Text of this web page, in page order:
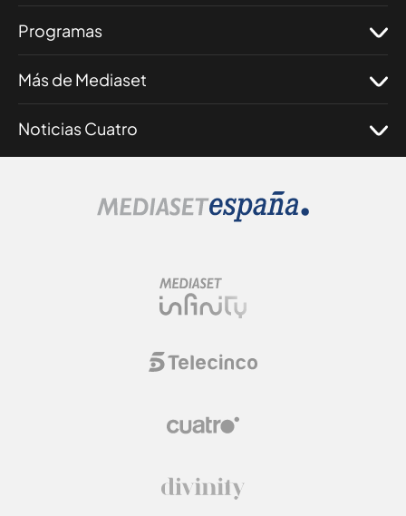
Programas
Más de Mediaset
Noticias Cuatro